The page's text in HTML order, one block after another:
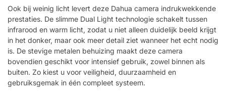
Ook bij weinig licht levert deze Dahua camera indrukwekkende
prestaties. De slimme Dual Light technologie schakelt tussen
infrarood en warm licht, zodat u niet alleen duidelijk beeld krijgt
in het donker, maar ook meer detail ziet wanneer het echt nodig
is. De stevige metalen behuizing maakt deze camera
bovendien geschikt voor intensief gebruik, zowel binnen als
buiten. Zo kiest u voor veiligheid, duurzaamheid en
gebruiksgemak in één compleet systeem.